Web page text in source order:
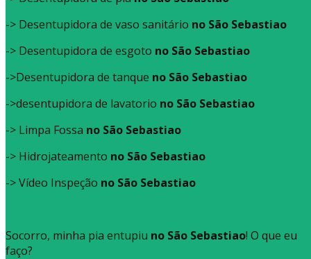
-> Desentupidora de vaso sanitário no São Sebastiao
-> Desentupidora de esgoto no São Sebastiao
->Desentupidora de tanque no São Sebastiao
->desentupidora de lavatorio no São Sebastiao
-> Limpa Fossa no São Sebastiao
-> Hidrojateamento no São Sebastiao
-> Vídeo Inspeção no São Sebastiao
Socorro, minha pia entupiu no São Sebastiao! O que eu
faço?